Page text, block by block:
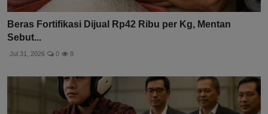
Beras Fortifikasi Dijual Rp42 Ribu per Kg, Mentan
Sebut...
Jul 31, 2026 0 8